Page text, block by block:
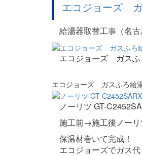
エコジョーズ ガ
給湯器取替工事（名
エコジョーズ ガスふ
エコジョーズ ガスふろ給
ノーリツ GT-
施工前→施工後ノーリ
保温材巻いて完成！
エコジョーズでガス